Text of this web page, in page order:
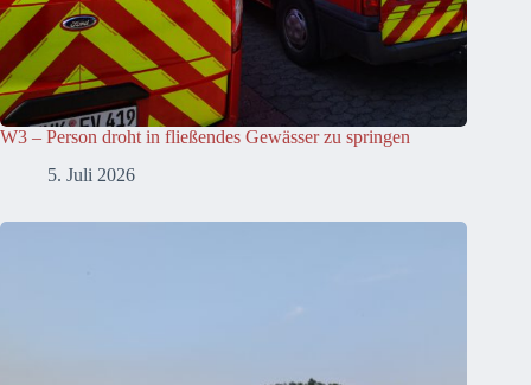
W3 – Person droht in fließendes Gewässer zu springen
5. Juli 2026